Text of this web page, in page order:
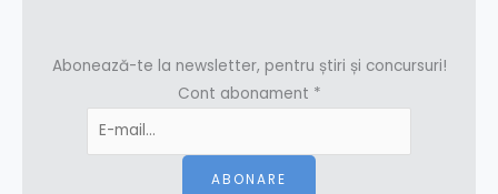
Abonează-te la newsletter, pentru știri și concursuri!
Cont abonament *
ABONARE